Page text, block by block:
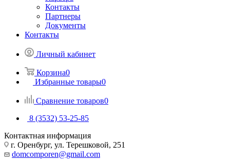
Контакты
Партнеры
Документы
Контакты
Личный кабинет
Корзина0
Избранные товары0
Сравнение товаров0
8 (3532) 53-25-85
Контактная информация
г. Оренбург, ул. Терешковой, 251
domcomporen@gmail.com